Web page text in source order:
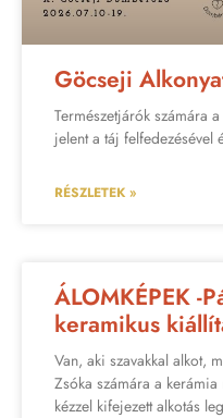
Göcseji
Természetjárók számára
jelent a táj felfedezésével
RÉSZLETEK »
ÁLOMKÉPEK -
keramikus
Van, aki szavakkal alkot,
Zsóka számára a
kézzel kifejezett alkotás